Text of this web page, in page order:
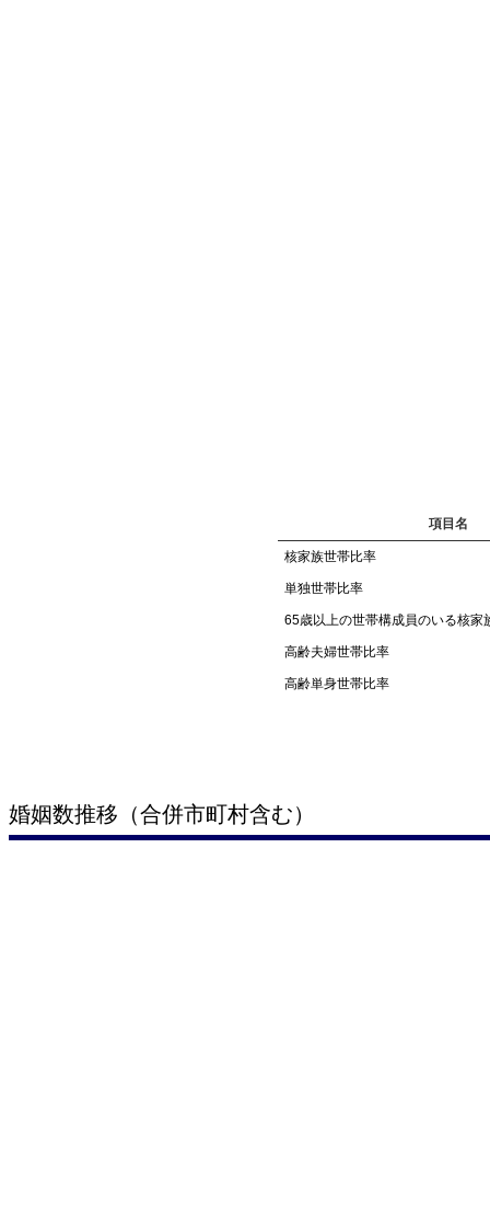
項目名
核家族世帯比率
単独世帯比率
65歳以上の世帯構成員のいる核家
高齢夫婦世帯比率
高齢単身世帯比率
婚姻数推移（合併市町村含む）